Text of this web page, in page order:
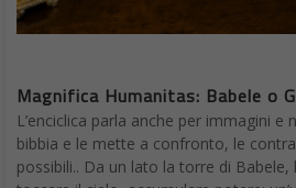
Magnifica Humanitas: Babele o
L’enciclica parla anche per immagini e
bibbia e le mette a confronto, le
possibili.. Da un lato la torre di Babele,